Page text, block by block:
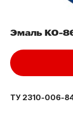
Эмаль КО-
ТУ 2310-006-